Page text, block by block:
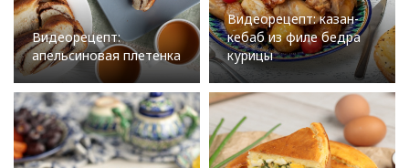
Видеорецепт:
апельсиновая плетенка
Видеорецепт: казан-
кебаб из филе бедра
курицы